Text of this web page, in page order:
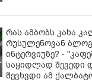
რას ამბობს კახა
რუსულენოვან
ინტერვიუზე? -
საყიდლად შევედი
შევხვდი ამ